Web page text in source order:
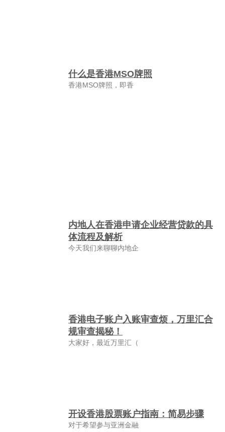
什么是香港MSO牌照
香港MSO牌照，即香
内地人在香港申请企业经营贷款的具
体流程及解析
今天我们来聊聊内地企
香港电子账户入账审查烦，万里汇合
规审查揭秘！
大家好，最近万里汇（
开设香港股票账户指南：简易步骤
对于希望参与亚洲金融